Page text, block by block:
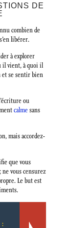
DE
combien de
libérer.
à explorer
il vient, à quoi il
et se sentir bien
ou
calmesans
mais accordez-
que vous
vous censurez
Le but est
: